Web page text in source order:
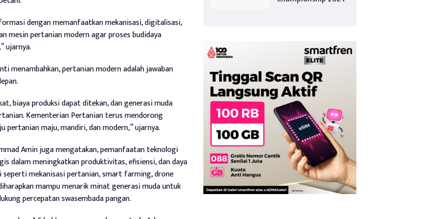
dengan memanfaatkan mekanisasi, digitalisasi,
mesin pertanian modern agar proses budidaya
ujarnya.
menambahkan, pertanian modern adalah jawaban
biaya produksi dapat ditekan, dan generasi muda
Kementerian Pertanian terus mendorong
maju, mandiri, dan modern,” ujarnya.
Amin juga mengatakan, pemanfaatan teknologi
dalam meningkatkan produktivitas, efisiensi, dan daya
mekanisasi pertanian, smart farming, drone
mampu menarik minat generasi muda untuk
percepatan swasembada pangan.